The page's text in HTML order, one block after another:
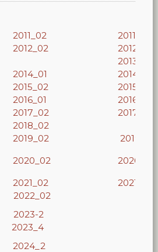
2011_02
2011_03
2012_02
2012_03
2013_02
2014_01
2014_02
2015_02 2015_03
2016_01
2016_02
2017_02
2017_03
2018_02
2019_02
2019_3
2020_02
2020_03
2021_02
2021_03
2022_02
2023-2
2023_4
2024_2